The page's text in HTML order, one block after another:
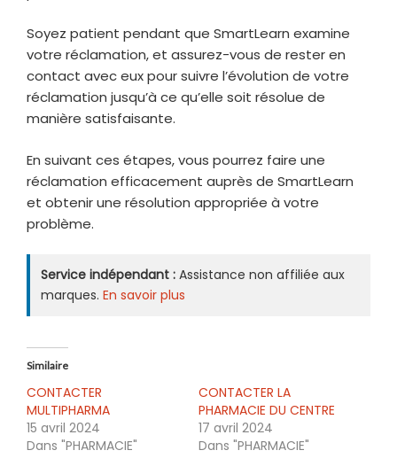
Soyez patient pendant que SmartLearn examine
votre réclamation, et assurez-vous de rester en
contact avec eux pour suivre l’évolution de votre
réclamation jusqu’à ce qu’elle soit résolue de
manière satisfaisante.
En suivant ces étapes, vous pourrez faire une
réclamation efficacement auprès de SmartLearn
et obtenir une résolution appropriée à votre
problème.
Service indépendant : Assistance non affiliée aux
marques. En savoir plus
Similaire
CONTACTER
MULTIPHARMA
15 avril 2024
Dans "PHARMACIE"
CONTACTER LA
PHARMACIE DU CENTRE
17 avril 2024
Dans "PHARMACIE"